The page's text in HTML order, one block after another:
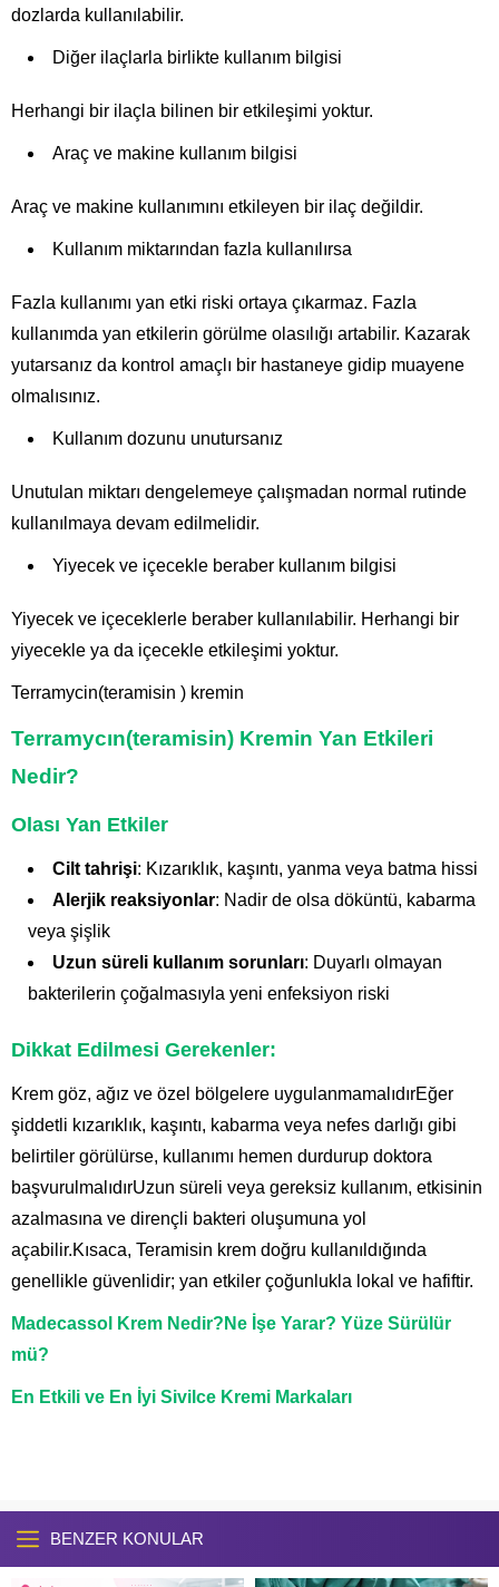
dozlarda kullanılabilir.
Diğer ilaçlarla birlikte kullanım bilgisi
Herhangi bir ilaçla bilinen bir etkileşimi yoktur.
Araç ve makine kullanım bilgisi
Araç ve makine kullanımını etkileyen bir ilaç değildir.
Kullanım miktarından fazla kullanılırsa
Fazla kullanımı yan etki riski ortaya çıkarmaz. Fazla
kullanımda yan etkilerin görülme olasılığı artabilir. Kazarak
yutarsanız da kontrol amaçlı bir hastaneye gidip muayene
olmalısınız.
Kullanım dozunu unutursanız
Unutulan miktarı dengelemeye çalışmadan normal rutinde
kullanılmaya devam edilmelidir.
Yiyecek ve içecekle beraber kullanım bilgisi
Yiyecek ve içeceklerle beraber kullanılabilir. Herhangi bir
yiyecekle ya da içecekle etkileşimi yoktur.
Terramycin(teramisin ) kremin
Terramycın(teramisin) Kremin Yan Etkileri
Nedir?
Olası Yan Etkiler
Cilt tahrişi: Kızarıklık, kaşıntı, yanma veya batma hissi
Alerjik reaksiyonlar: Nadir de olsa döküntü, kabarma
veya şişlik
Uzun süreli kullanım sorunları: Duyarlı olmayan
bakterilerin çoğalmasıyla yeni enfeksiyon riski
Dikkat Edilmesi Gerekenler:
Krem göz, ağız ve özel bölgelere uygulanmamalıdırEğer
şiddetli kızarıklık, kaşıntı, kabarma veya nefes darlığı gibi
belirtiler görülürse, kullanımı hemen durdurup doktora
başvurulmalıdırUzun süreli veya gereksiz kullanım, etkisinin
azalmasına ve dirençli bakteri oluşumuna yol
açabilir.Kısaca, Teramisin krem doğru kullanıldığında
genellikle güvenlidir; yan etkiler çoğunlukla lokal ve hafiftir.
Madecassol Krem Nedir?Ne İşe Yarar? Yüze Sürülür
mü?
En Etkili ve En İyi Sivilce Kremi Markaları
BENZER KONULAR